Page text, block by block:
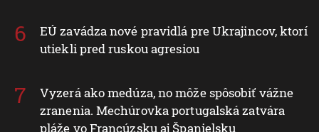
EÚ zavádza nové pravidlá pre Ukrajincov, ktorí
utiekli pred ruskou agresiou
Vyzerá ako medúza, no môže spôsobiť vážne
zranenia. Mechúrovka portugalská zatvára
pláže vo Francúzsku aj Španielsku